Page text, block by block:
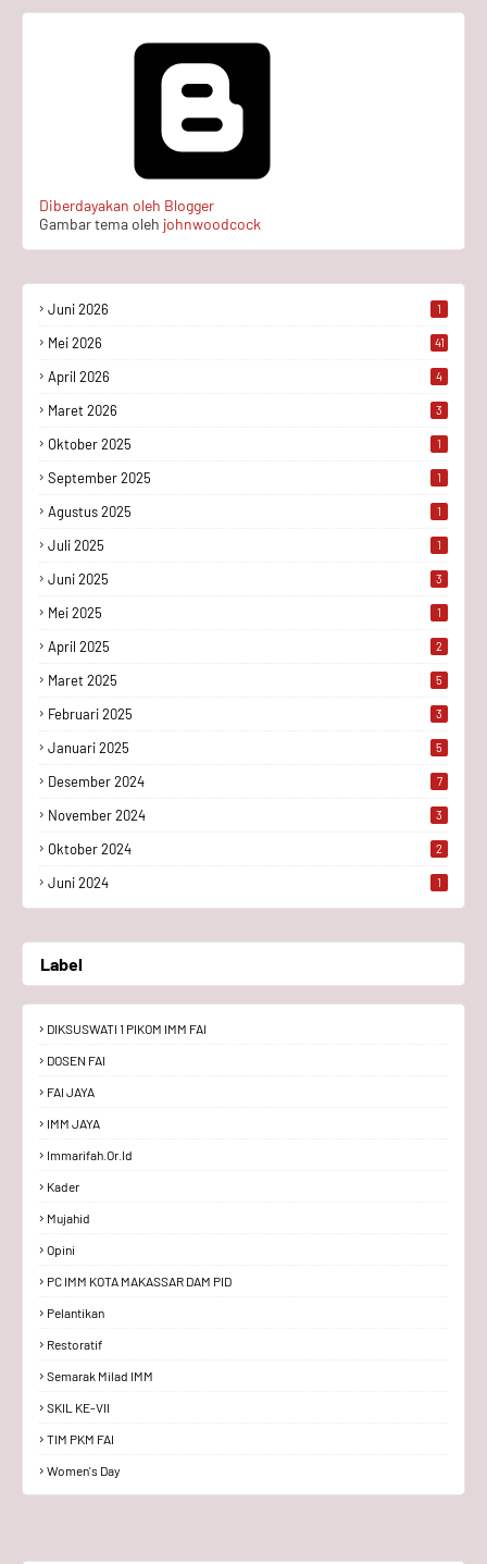
Diberdayakan oleh Blogger
Gambar tema oleh johnwoodcock
Juni 2026 1
Mei 2026 41
April 2026 4
Maret 2026 3
Oktober 2025 1
September 2025 1
Agustus 2025 1
Juli 2025 1
Juni 2025 3
Mei 2025 1
April 2025 2
Maret 2025 5
Februari 2025 3
Januari 2025 5
Desember 2024 7
November 2024 3
Oktober 2024 2
Juni 2024 1
Label
DIKSUSWATI 1 PIKOM IMM FAI
DOSEN FAI
FAI JAYA
IMM JAYA
Immarifah.or.id
Kader
Mujahid
Opini
PC IMM KOTA MAKASSAR DAM PID
Pelantikan
Restoratif
Semarak Milad IMM
SKIL KE-VII
TIM PKM FAI
Women's Day